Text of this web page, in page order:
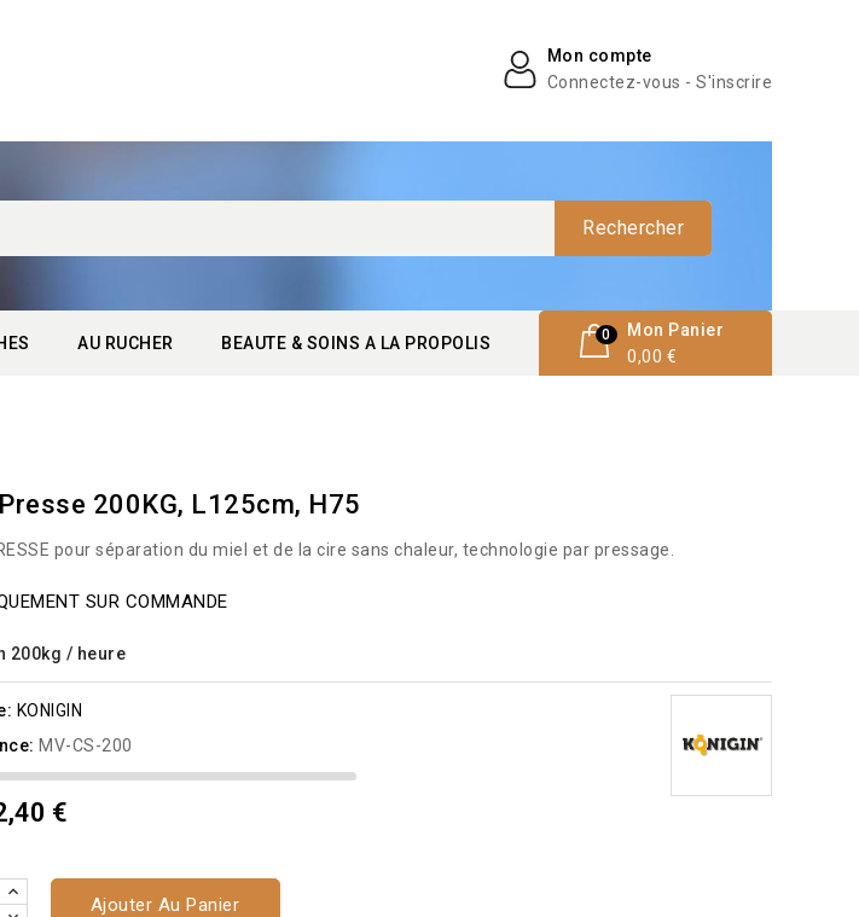
Mon compte
Connectez-vous - S'inscrire
Rechercher
AU RUCHER BEAUTE & SOINS A LA PROPOLIS
Mon Panier
0
0,00 €
200KG, L125cm, H75
pour séparation du miel et de la cire sans chaleur, technologie par pressage.
SUR COMMANDE
200kg / heure
KONIGIN
MV-CS-200
€
Ajouter Au Panier